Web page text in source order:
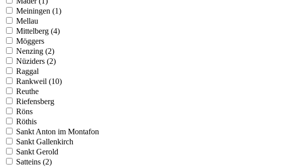
Meiningen (1)
Mellau
Mittelberg (4)
Möggers
Nenzing (2)
Nüziders (2)
Raggal
Rankweil (10)
Reuthe
Riefensberg
Röns
Röthis
Sankt Anton im Montafon
Sankt Gallenkirch
Sankt Gerold
Satteins (2)